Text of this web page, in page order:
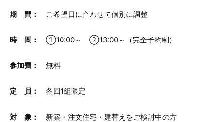
期 間： ご希望日に合わせて個別に調整
時 間： ①10:00～ ②13:00～（完全予約制）
参加費： 無料
定 員： 各回1組限定
対 象： 新築・注文住宅・建替えをご検討中の方